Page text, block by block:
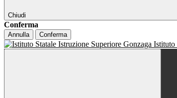
Chiudi
Conferma
Annulla Conferma
Istituto